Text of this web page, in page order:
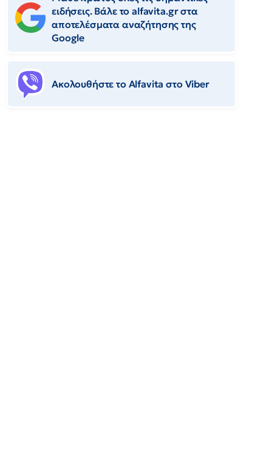
ειδήσεις. Βάλε το alfavita.gr στα
αποτελέσματα αναζήτησης της
Google
Ακολουθήστε το Αlfavita στο Viber